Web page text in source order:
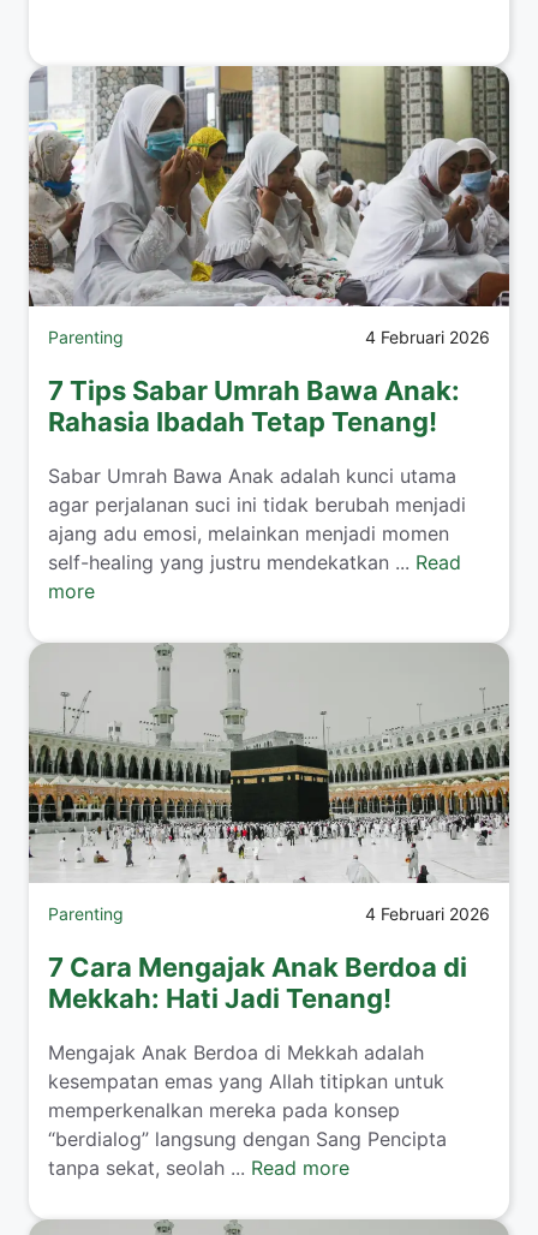
Parenting 4 Februari 2026
7 Tips Sabar Umrah Bawa Anak:
Rahasia Ibadah Tetap Tenang!
​Sabar Umrah Bawa Anak adalah kunci utama
agar perjalanan suci ini tidak berubah menjadi
ajang adu emosi, melainkan menjadi momen
self-healing yang justru mendekatkan ... Read
more
Parenting 4 Februari 2026
7 Cara Mengajak Anak Berdoa di
Mekkah: Hati Jadi Tenang!
​Mengajak Anak Berdoa di Mekkah adalah
kesempatan emas yang Allah titipkan untuk
memperkenalkan mereka pada konsep
“berdialog” langsung dengan Sang Pencipta
tanpa sekat, seolah ... Read more